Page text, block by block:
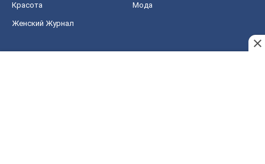
Красота Мода
Женский Журнал